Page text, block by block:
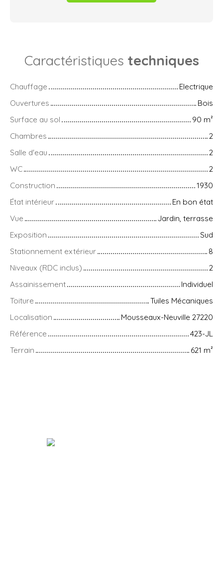
Caractéristiques techniques
Chauffage
Electrique
Ouvertures
Bois
Surface au sol
90 m²
Chambres
2
Salle d'eau
2
WC
2
Construction
1930
État intérieur
En bon état
Vue
Jardin, terrasse
Exposition
Sud
Stationnement extérieur
8
Niveaux (RDC inclus)
2
Assainissement
Individuel
Toiture
Tuiles Mécaniques
Localisation
Mousseaux-Neuville 27220
Référence
423-JL
Terrain
621 m²